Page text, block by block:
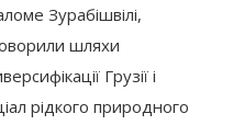
Зурабішвілі,
шляхи
Грузії і
рідкого природного